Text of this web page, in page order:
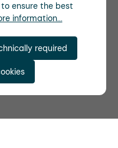
ensure the best
information...
required